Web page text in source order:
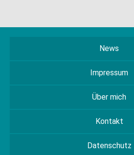
News
Impressum
Über mich
Kontakt
Datenschutz